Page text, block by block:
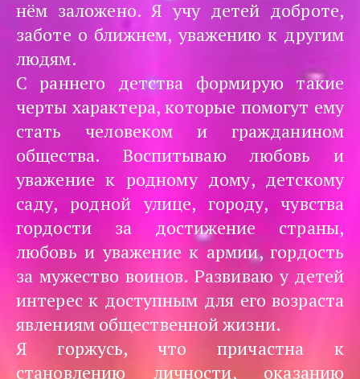
нём заложено. Я учу детей доброте,
заботе о ближнем, уважению к другим
людям.
С раннего детства формирую такие
черты характера, которые помогут ему
стать человеком и гражданином
общества. Воспитываю любовь и
уважение к родному дому, детскому
саду, родной улице, городу, чувства
гордости за достижение страны,
любовь и уважение к армии, гордость
за мужество воинов. Развиваю у детей
интерес к доступным для его возраста
явлениям общественной жизни.
Я горжусь, что причастна к
становлению личности, оказанию